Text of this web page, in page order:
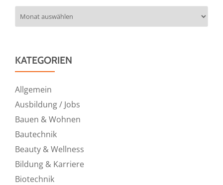
KATEGORIEN
Allgemein
Ausbildung / Jobs
Bauen & Wohnen
Bautechnik
Beauty & Wellness
Bildung & Karriere
Biotechnik